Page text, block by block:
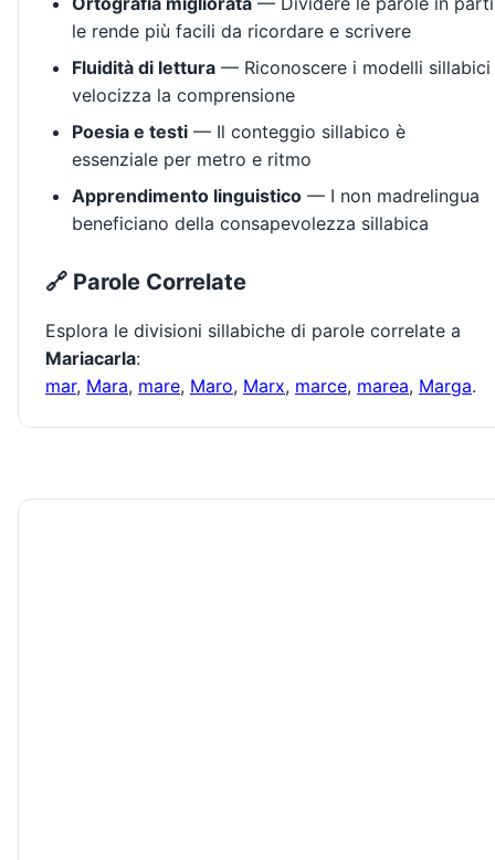
le rende più facili da ricordare e scrivere
Fluidità di lettura — Riconoscere i modelli sillabici
velocizza la comprensione
Poesia e testi — Il conteggio sillabico è
essenziale per metro e ritmo
Apprendimento linguistico — I non madrelingua
beneficiano della consapevolezza sillabica
🔗 Parole Correlate
Esplora le divisioni sillabiche di parole correlate a
Mariacarla:
mar, Mara, mare, Maro, Marx, marce, marea, Marga.